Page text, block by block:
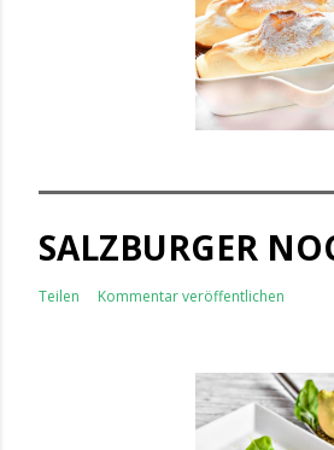
SALZBURGER
Teilen Kommentar veröffentlichen